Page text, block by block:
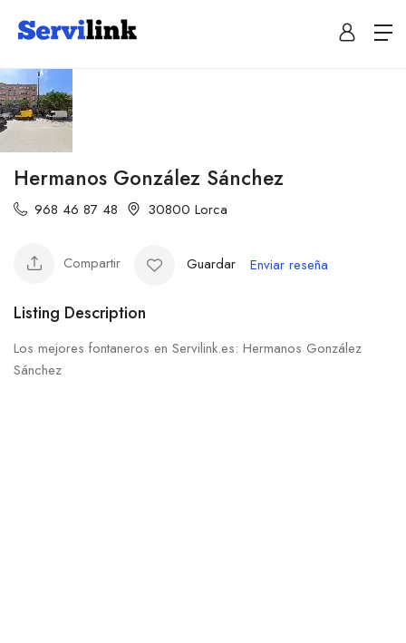
Hermanos González Sánchez
968 46 87 48 30800 Lorca
Compartir Guardar Enviar reseña
Listing Description
Los mejores fontaneros en Servilink.es: Hermanos González
Sánchez